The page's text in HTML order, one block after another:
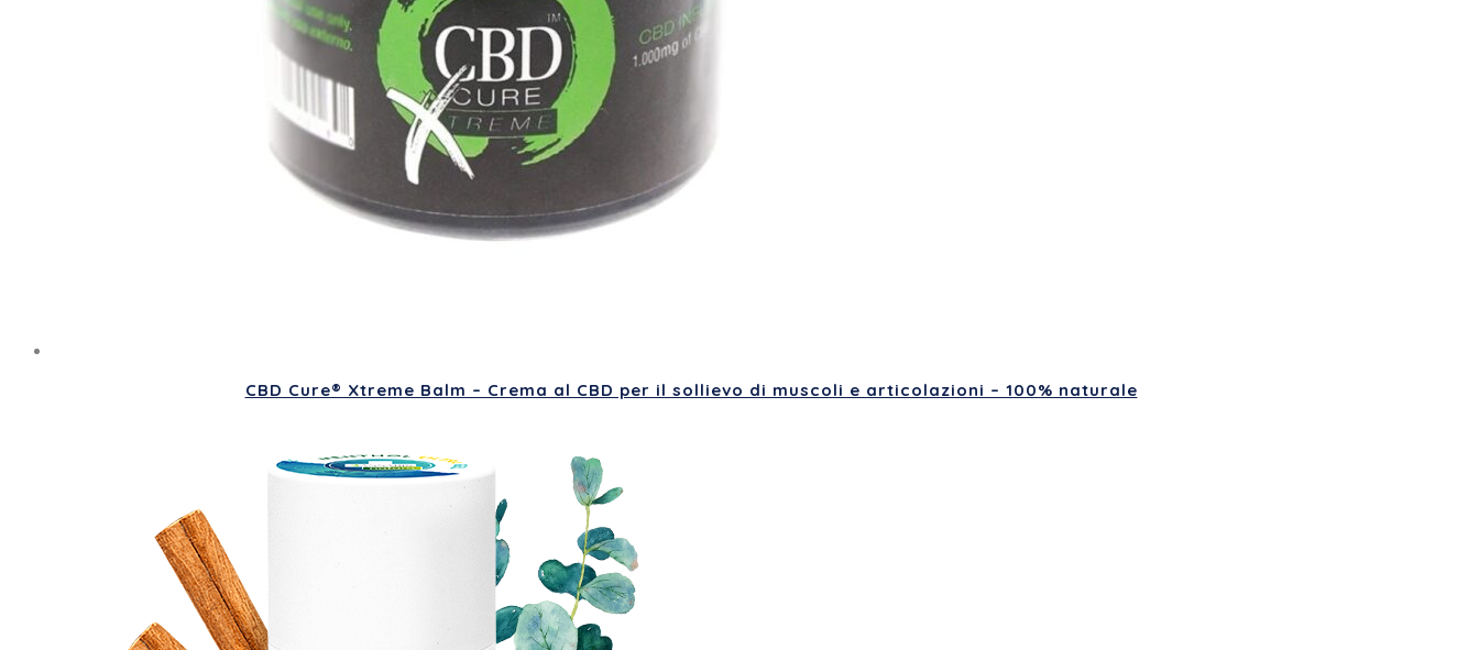
CBD Cure® Xtreme Balm – Crema al CBD per il sollievo di muscoli e articolazioni – 100% naturale